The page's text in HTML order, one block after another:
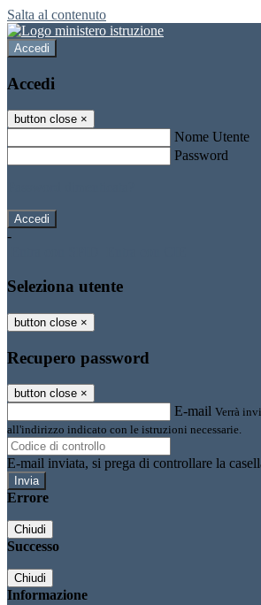
Salta al contenuto
Accedi
Accedi
button close ×
Nome Utente
Password
-
Seleziona utente
button close ×
Recupero password
button close ×
E-mail Verrà
all'indirizzo indicato con le istruzioni necessarie.
E-mail inviata, si prega di controllare la
Errore
Chiudi
Successo
Chiudi
Informazione